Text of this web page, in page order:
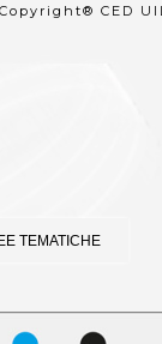
CED
TEMATICHE